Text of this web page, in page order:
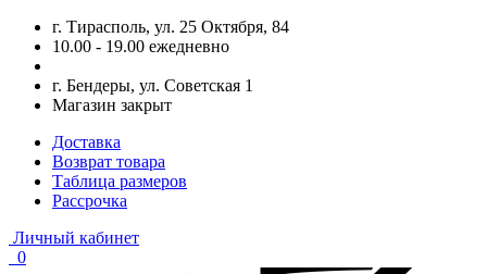
г. Тирасполь, ул. 25 Октября, 84
10.00 - 19.00 ежедневно
г. Бендеры, ул. Советская 1
Магазин закрыт
Доставка
Возврат товара
Таблица размеров
Рассрочка
Личный кабинет
0